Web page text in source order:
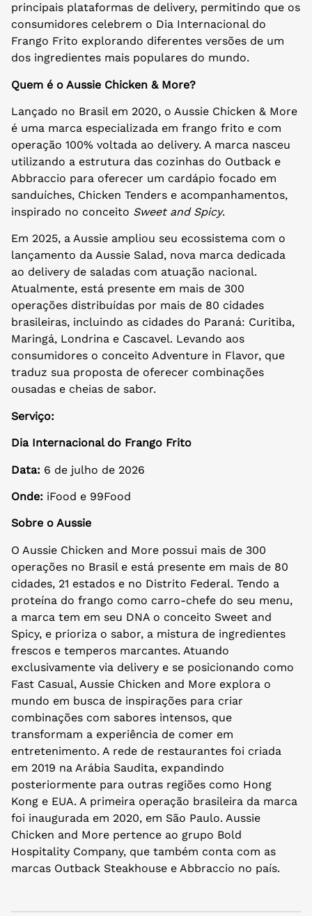
principais plataformas de delivery, permitindo que os
consumidores celebrem o Dia Internacional do
Frango Frito explorando diferentes versões de um
dos ingredientes mais populares do mundo.
Quem é o Aussie Chicken & More?
Lançado no Brasil em 2020, o Aussie Chicken & More
é uma marca especializada em frango frito e com
operação 100% voltada ao delivery. A marca nasceu
utilizando a estrutura das cozinhas do Outback e
Abbraccio para oferecer um cardápio focado em
sanduíches, Chicken Tenders e acompanhamentos,
inspirado no conceito Sweet and Spicy.
Em 2025, a Aussie ampliou seu ecossistema com o
lançamento da Aussie Salad, nova marca dedicada
ao delivery de saladas com atuação nacional.
Atualmente, está presente em mais de 300
operações distribuídas por mais de 80 cidades
brasileiras, incluindo as cidades do Paraná: Curitiba,
Maringá, Londrina e Cascavel. Levando aos
consumidores o conceito Adventure in Flavor, que
traduz sua proposta de oferecer combinações
ousadas e cheias de sabor.
Serviço:
Dia Internacional do Frango Frito
Data: 6 de julho de 2026
Onde: iFood e 99Food
Sobre o Aussie
O Aussie Chicken and More possui mais de 300
operações no Brasil e está presente em mais de 80
cidades, 21 estados e no Distrito Federal. Tendo a
proteína do frango como carro-chefe do seu menu,
a marca tem em seu DNA o conceito Sweet and
Spicy, e prioriza o sabor, a mistura de ingredientes
frescos e temperos marcantes. Atuando
exclusivamente via delivery e se posicionando como
Fast Casual, Aussie Chicken and More explora o
mundo em busca de inspirações para criar
combinações com sabores intensos, que
transformam a experiência de comer em
entretenimento. A rede de restaurantes foi criada
em 2019 na Arábia Saudita, expandindo
posteriormente para outras regiões como Hong
Kong e EUA. A primeira operação brasileira da marca
foi inaugurada em 2020, em São Paulo. Aussie
Chicken and More pertence ao grupo Bold
Hospitality Company, que também conta com as
marcas Outback Steakhouse e Abbraccio no país.